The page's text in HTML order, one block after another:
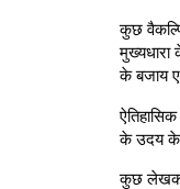
कुछ
मुख्यधारा
के बजाय
के उदय के
कुछ लेखक